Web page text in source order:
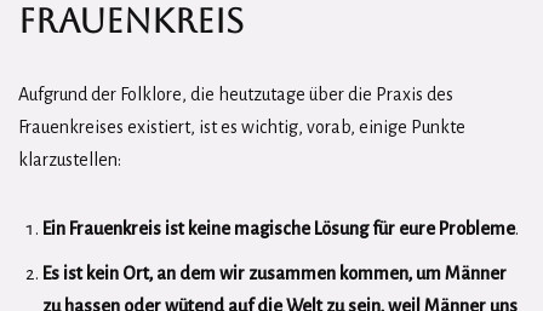
Frauenkreis
Aufgrund der Folklore, die heutzutage über die Praxis des
Frauenkreises existiert, ist es wichtig, vorab, einige Punkte
klarzustellen:
Ein Frauenkreis ist keine magische Lösung für eure Probleme.
Es ist kein Ort, an dem wir zusammen kommen, um Männer
zu hassen oder wütend auf die Welt zu sein, weil Männer uns